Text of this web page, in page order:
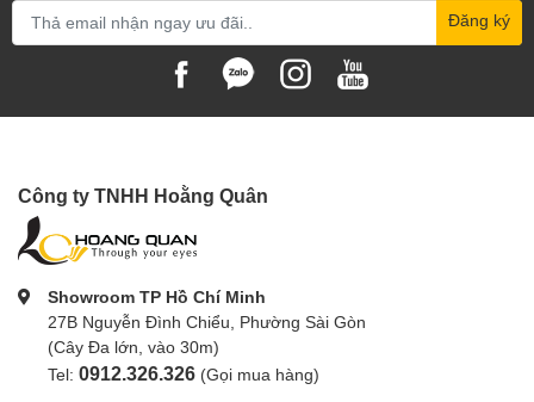
Đăng ký
Công ty TNHH Hoằng Quân
Showroom TP Hồ Chí Minh
27B Nguyễn Đình Chiểu, Phường Sài Gòn
(Cây Đa lớn, vào 30m)
Tel: 0912.326.326 (Gọi mua hàng)